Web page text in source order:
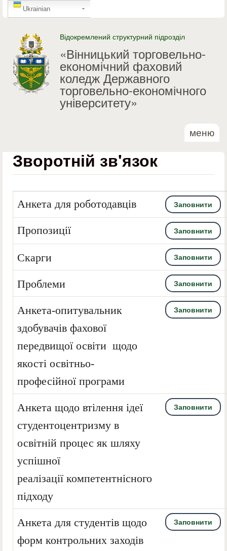
Перейти до основного
GTranslate
Ukrainian
Відокремлений структурний підрозділ
«Вінницький торговельно-
економічний фаховий
коледж Державного
торговельно-економічного
університету»
меню
Зворотній зв'язок
Анкета для роботодавців Заповнити
Пропозиції Заповнити
Скарги Заповнити
Проблеми Заповнити
Анкета-опитувальник
здобувачів фахової
передвищої освіти щодо
якості освітньо-
професійної програми
Заповнити
Анкета щодо втілення ідеї
студентоцентризму в
освітній процес як шляху
успішної
реалізації компетентнісного
підходу
Заповнити
Анкета для студентів щодо
форм контрольних заходів
Заповнити